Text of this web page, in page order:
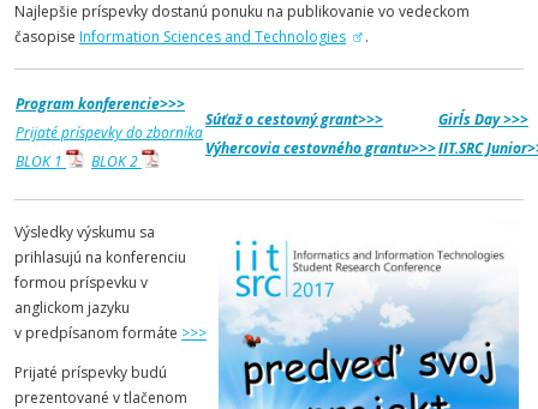
Najlepšie príspevky dostanú ponuku na publikovanie vo vedeckom
časopise Information Sciences and Technologies .
Program konferencie>>>
Prijaté príspevky do zborníka
BLOK 1
BLOK 2
Súťaž o cestovný grant>>>
Výhercovia cestovného grantu>>>
Girl´s Day >>>
IIT.SRC
Výsledky výskumu sa
prihlasujú na konferenciu
formou príspevku v
anglickom jazyku
v predpísanom formáte >>>
Prijaté príspevky budú
prezentované v tlačenom